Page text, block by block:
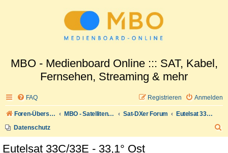
MBO - Medienboard Online ::: SAT, Kabel,
Fernsehen, Streaming & mehr
FAQ Anmelden
Registrieren
Foren-Übersicht MBO - Satellitenwelt Sat-DXer Forum
Eutelsat 33C/33E - 33,1° Ost
Datenschutz
Eutelsat 33C/33E - 33,1° Ost